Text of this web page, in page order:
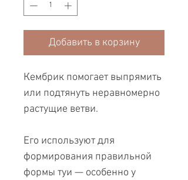
Добавить в корзину
Кембрик помогает выпрямить
или подтянуть неравномерно
растущие ветви.
Его используют для
формирования правильной
формы туи — особенно у